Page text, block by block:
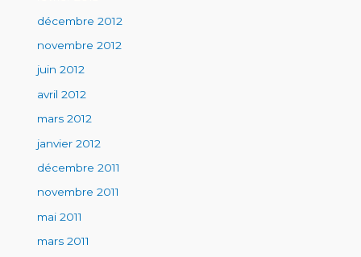
décembre 2012
novembre 2012
juin 2012
avril 2012
mars 2012
janvier 2012
décembre 2011
novembre 2011
mai 2011
mars 2011